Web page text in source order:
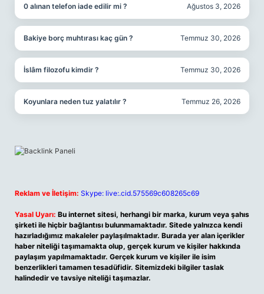
0 alınan telefon iade edilir mi ? Ağustos 3, 2026
Bakiye borç muhtırası kaç gün ? Temmuz 30, 2026
İslâm filozofu kimdir ? Temmuz 30, 2026
Koyunlara neden tuz yalatılır ? Temmuz 26, 2026
Reklam ve İletişim: Skype: live:.cid.575569c608265c69
Yasal Uyarı: Bu internet sitesi, herhangi bir marka, kurum veya şahıs
şirketi ile hiçbir bağlantısı bulunmamaktadır. Sitede yalnızca kendi
hazırladığımız makaleler paylaşılmaktadır. Burada yer alan içerikler
haber niteliği taşımamakta olup, gerçek kurum ve kişiler hakkında
paylaşım yapılmamaktadır. Gerçek kurum ve kişiler ile isim
benzerlikleri tamamen tesadüfidir. Sitemizdeki bilgiler taslak
halindedir ve tavsiye niteliği taşımazlar.